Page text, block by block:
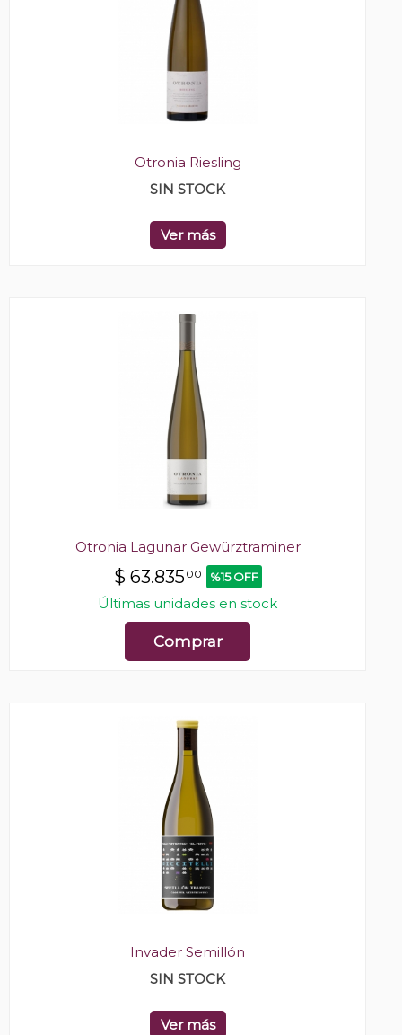
Otronia Riesling
SIN STOCK
Ver más
Otronia Lagunar Gewürztraminer
$ 63.83500 %15 OFF
Últimas unidades en stock
Comprar
Invader Semillón
SIN STOCK
Ver más